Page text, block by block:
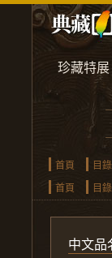
珍藏特展
首頁 目
首頁
目
中文品